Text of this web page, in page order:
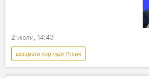
2 июли, 14:43
вазорати хориҷаи Русия